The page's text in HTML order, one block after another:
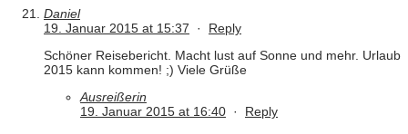
Daniel
19. Januar 2015 at 15:37 · Reply
Schöner Reisebericht. Macht lust auf Sonne und mehr. Urlaub
2015 kann kommen! ;) Viele Grüße
Ausreißerin
19. Januar 2015 at 16:40 · Reply